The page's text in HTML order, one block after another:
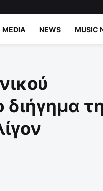
MEDIA NEWS MUSIC